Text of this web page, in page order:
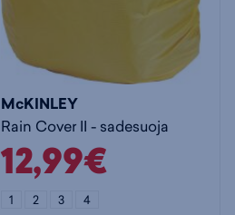
McKINLEY
Rain Cover II - sadesuoja
12,99€
1 2 3 4